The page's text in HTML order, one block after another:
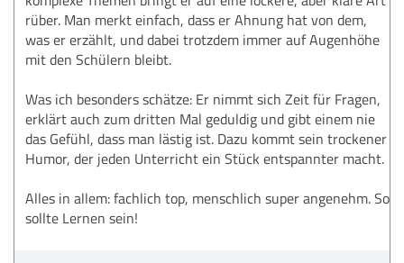
rüber. Man merkt einfach, dass er Ahnung hat von dem,
was er erzählt, und dabei trotzdem immer auf Augenhöhe
mit den Schülern bleibt.
Was ich besonders schätze: Er nimmt sich Zeit für Fragen,
erklärt auch zum dritten Mal geduldig und gibt einem nie
das Gefühl, dass man lästig ist. Dazu kommt sein trockener
Humor, der jeden Unterricht ein Stück entspannter macht.
Alles in allem: fachlich top, menschlich super angenehm. So
sollte Lernen sein!